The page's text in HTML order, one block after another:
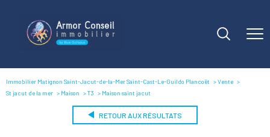
Immobilier Matignon Saint-Jacut-de-la-Mer Saint-Cast-Le-Guildo Plancoët
Vente
St jacut de la mer
Maison T3 Maison saint jacut
RETOUR AUX RÉSULTATS